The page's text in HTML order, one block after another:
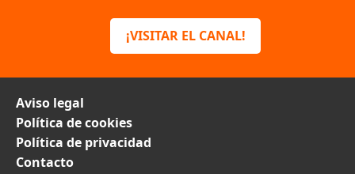
¡VISITAR EL CANAL!
Aviso legal
Política de cookies
Política de privacidad
Contacto